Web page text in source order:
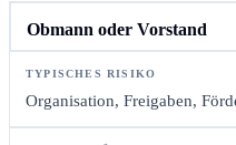
Obmann oder Vorstand
Organisation, Freigaben,